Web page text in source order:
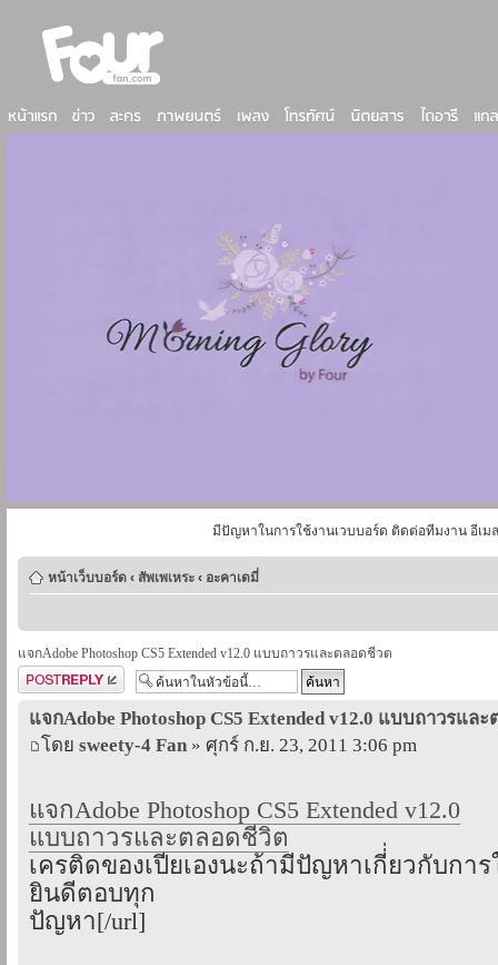
มีปัญหาในการใช้งานเวบบอร์ด ติดต่อทีมงาน อีเม
หน้าเว็บบอร์ด ‹ สัพเพเหระ ‹ อะคาเดมี่
แจกAdobe Photoshop CS5 Extended v12.0 แบบถาวรและตลอดชีวต
ตอบกระทู้
แจกAdobe Photoshop CS5 Extended v12.0 แบบถาวรแล
โดย sweety-4 Fan » ศุกร์ ก.ย. 23, 2011 3:06 pm
แจกAdobe Photoshop CS5 Extended v12.0
แบบถาวรและตลอดชีวิต
เครติดของเปียเองนะถ้ามีปัญหาเกี่่ยวกับกา
ยินดีตอบทุก
ปัญหา[/url]